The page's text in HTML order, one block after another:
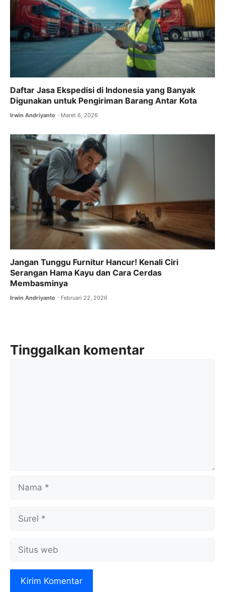
Daftar Jasa Ekspedisi di Indonesia yang Banyak
Digunakan untuk Pengiriman Barang Antar Kota
Irwin Andriyanto Maret 6, 2026
Jangan Tunggu Furnitur Hancur! Kenali Ciri
Serangan Hama Kayu dan Cara Cerdas
Membasminya
Irwin Andriyanto Februari 22, 2026
Tinggalkan komentar
web